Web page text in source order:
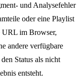
und Analysefehler
oder eine Playlist
URL im Browser,
andere verfügbare
Status als nicht
entsteht.